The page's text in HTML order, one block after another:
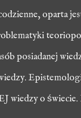
oparta
posiadanej
wiedzy o